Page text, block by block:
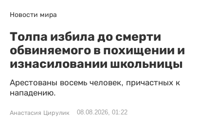
Новости мира
Толпа избила до смерти
обвиняемого в похищении и
изнасиловании школьницы
Арестованы восемь человек, причастных к
нападению.
Анастасия Цирулик 08.08.2026, 01:22